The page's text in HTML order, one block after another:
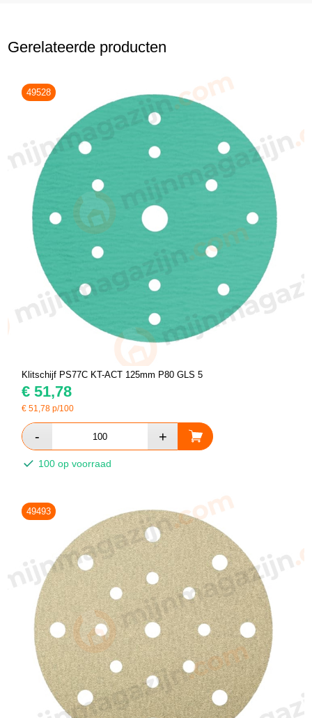
Gerelateerde producten
49528
Klitschijf PS77C KT-ACT 125mm P80 GLS 5
€ 51,78
€51,78 p/100
100 op voorraad
49493